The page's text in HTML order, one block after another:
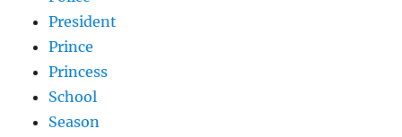
President
Prince
Princess
School
Season